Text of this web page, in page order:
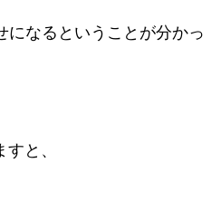
になるということが分かっ
と、